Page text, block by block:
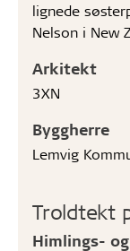
lignede
Nelson i New
Arkitekt
3XN
Byggherre
Lemvig
Troldtekt
Himlings-